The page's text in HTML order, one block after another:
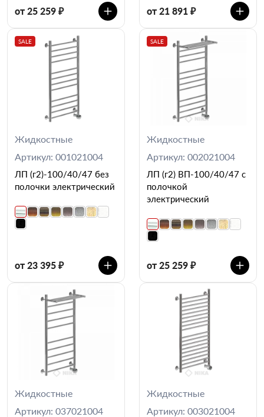
от 25 259 ₽ от 21 891 ₽
SALE
Жидкостные
Артикул: 001021004
ЛП (г2)-100/40/47 без
полочки электрический
от 23 395 ₽
SALE
Жидкостные
Артикул: 002021004
ЛП (г2) ВП-100/40/47 с
полочкой
электрический
от 25 259 ₽
Жидкостные
Артикул: 037021004
Жидкостные
Артикул: 003021004